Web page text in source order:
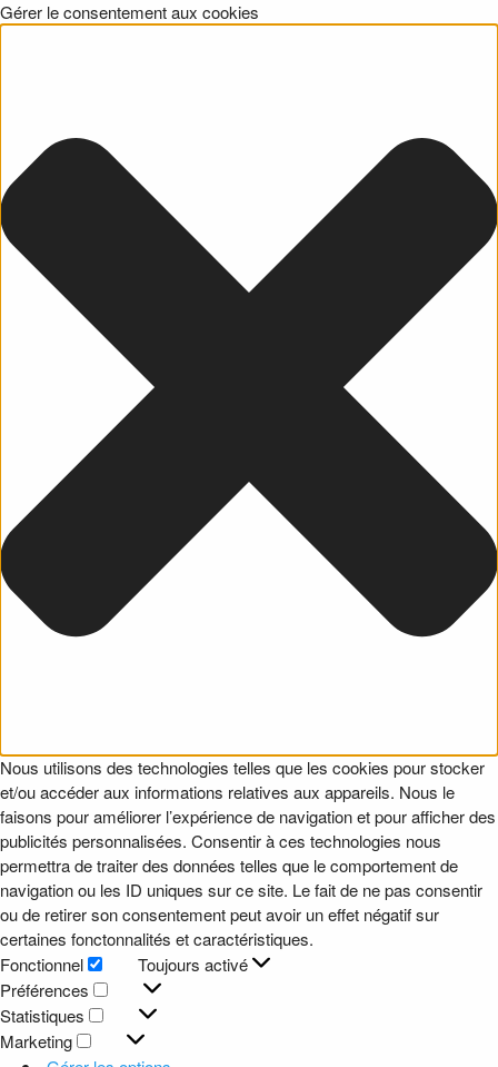
Gérer le consentement aux cookies
Nous utilisons des technologies telles que les cookies pour stocker
et/ou accéder aux informations relatives aux appareils. Nous le
faisons pour améliorer l’expérience de navigation et pour afficher des
publicités personnalisées. Consentir à ces technologies nous
permettra de traiter des données telles que le comportement de
navigation ou les ID uniques sur ce site. Le fait de ne pas consentir
ou de retirer son consentement peut avoir un effet négatif sur
certaines fonctonnalités et caractéristiques.
Fonctionnel
Fonctionnel
Toujours activé
Préférences
Préférences
Statistiques
Statistiques
Marketing
Marketing